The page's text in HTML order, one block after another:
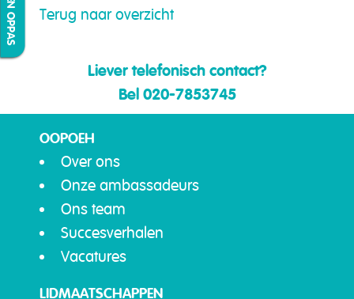
Terug naar overzicht
Liever telefonisch contact?
Bel 020-7853745
OOPOEH
Over ons
Onze ambassadeurs
Ons team
Succesverhalen
Vacatures
LIDMAATSCHAPPEN